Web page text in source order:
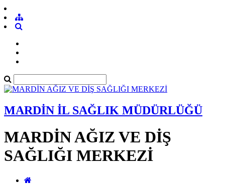
MARDİN İL SAĞLIK MÜDÜRLÜĞÜ
MARDİN AĞIZ VE DİŞ
SAĞLIĞI MERKEZİ